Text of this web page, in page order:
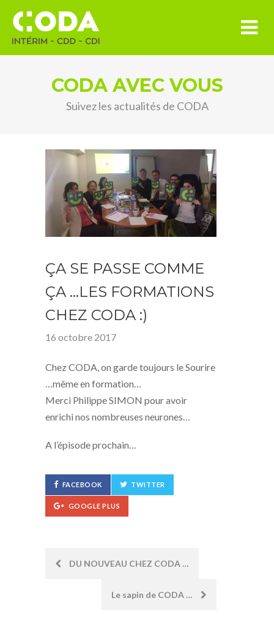
CODA AVEC VOUS
Suivez les actualités de CODA
ÇA SE PASSE COMME
ÇA …LES FORMATIONS
CHEZ CODA :)
16 octobre 2017
Chez CODA, on garde toujours le Sourire
…même en formation…
Merci Philippe SIMON pour avoir
enrichi nos nombreuses neurones…
A l’épisode prochain…
FACEBOOK TWITTER
GOOGLE PLUS
Post
navigation
DU NOUVEAU CHEZ CODA …
Le sapin de CODA …